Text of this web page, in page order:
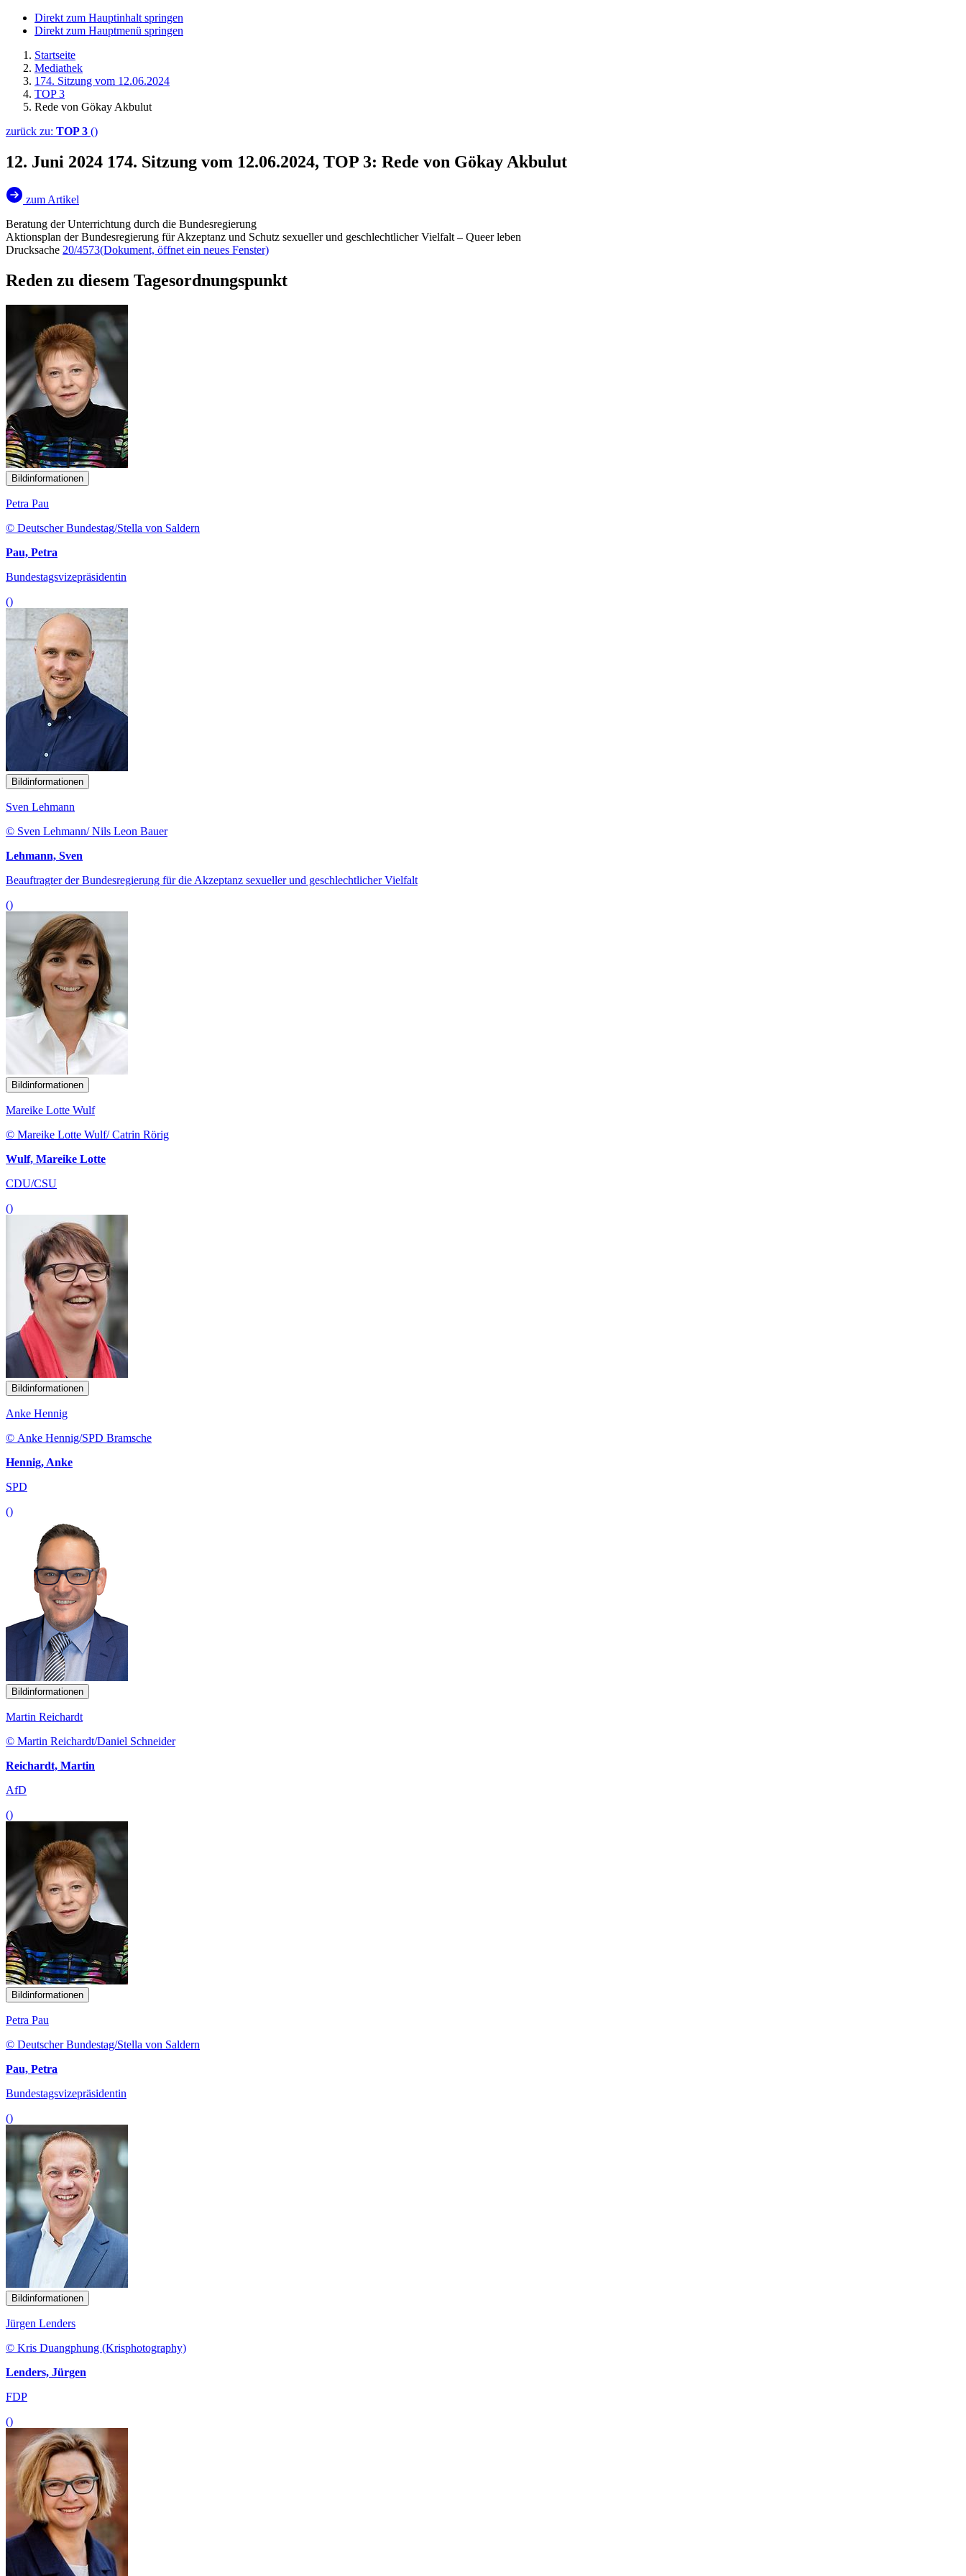
Direkt zum Hauptinhalt springen
Direkt zum Hauptmenü springen
Startseite
Mediathek
174. Sitzung vom 12.06.2024
TOP 3
Rede von Gökay Akbulut
zurück zu: TOP 3 ()
12. Juni 2024 174. Sitzung vom 12.06.2024, TOP 3: Rede von Gökay Akbulut
zum Artikel
Beratung der Unterrichtung durch die Bundesregierung
Aktionsplan der Bundesregierung für Akzeptanz und Schutz sexueller und geschlechtlicher Vielfalt – Queer leben
Drucksache 20/4573(Dokument, öffnet ein neues Fenster)
Reden zu diesem Tagesordnungspunkt
Bildinformationen
Petra Pau
© Deutscher Bundestag/Stella von Saldern
Pau, Petra
Bundestagsvizepräsidentin
()
Bildinformationen
Sven Lehmann
© Sven Lehmann/ Nils Leon Bauer
Lehmann, Sven
Beauftragter der Bundesregierung für die Akzeptanz sexueller und geschlechtlicher Vielfalt
()
Bildinformationen
Mareike Lotte Wulf
© Mareike Lotte Wulf/ Catrin Rörig
Wulf, Mareike Lotte
CDU/CSU
()
Bildinformationen
Anke Hennig
© Anke Hennig/SPD Bramsche
Hennig, Anke
SPD
()
Bildinformationen
Martin Reichardt
© Martin Reichardt/Daniel Schneider
Reichardt, Martin
AfD
()
Bildinformationen
Petra Pau
© Deutscher Bundestag/Stella von Saldern
Pau, Petra
Bundestagsvizepräsidentin
()
Bildinformationen
Jürgen Lenders
© Kris Duangphung (Krisphotography)
Lenders, Jürgen
FDP
()